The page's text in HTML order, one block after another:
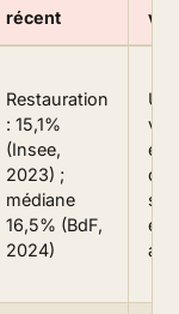
récent
Restauration
: 15,1%
(Insee,
2023) ;
médiane
16,5% (BdF,
2024)
Un
ou